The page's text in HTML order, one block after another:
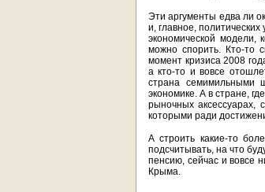
Эти аргументы едва ли
и, главное,
экономической модели,
можно спорить. Кто-то
момент кризиса 2008
а кто-то и вовсе
страна семимильными
экономике. А в стране,
рыночных аксессуарах,
которыми ради
А строить какие-то
подсчитывать, на что
пенсию, сейчас и вовсе
Крыма.